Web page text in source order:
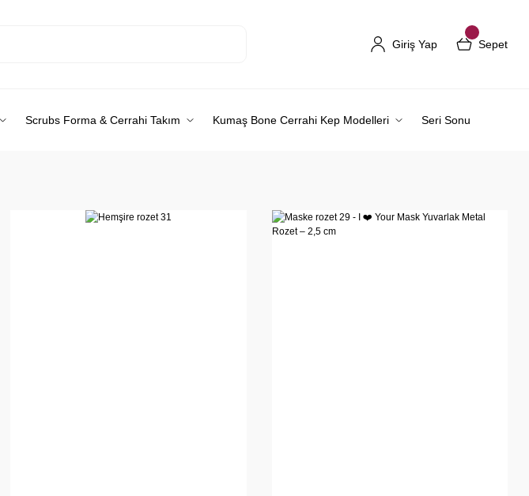
Giriş Yap Sepet
Scrubs Forma & Cerrahi Takım Kumaş Bone Cerrahi Kep Modelleri Seri Sonu